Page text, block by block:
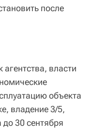
после
власти
объекта
владение 3/5,
до 30 сентября